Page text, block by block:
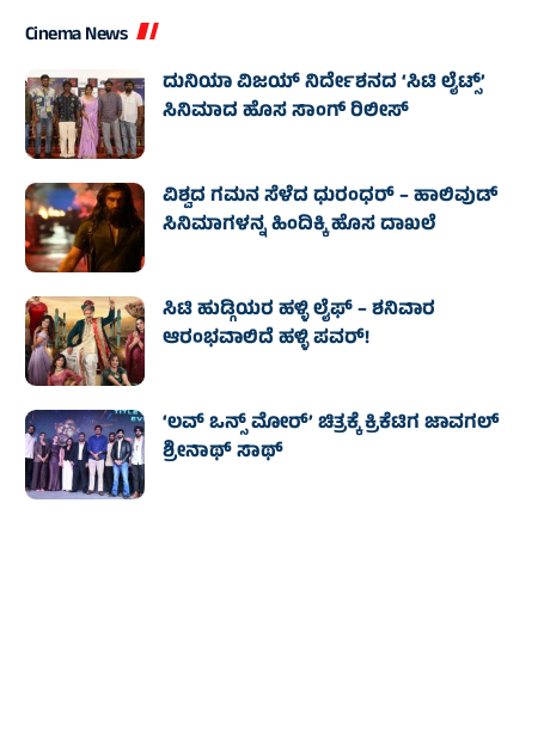
Cinema News
ದುನಿಯಾ ವಿಜಯ್ ನಿರ್ದೇಶನದ ‘ಸಿಟಿ ಲೈಟ್ಸ್’
ಸಿನಿಮಾದ ಹೊಸ ಸಾಂಗ್ ರಿಲೀಸ್
ವಿಶ್ವದ ಗಮನ ಸೆಳೆದ ಧುರಂಧರ್ – ಹಾಲಿವುಡ್‌
ಸಿನಿಮಾಗಳನ್ನ ಹಿಂದಿಕ್ಕಿ ಹೊಸ ದಾಖಲೆ
ಸಿಟಿ ಹುಡ್ಗಿಯರ ಹಳ್ಳಿ ಲೈಫ್‌ – ಶನಿವಾರ
ಆರಂಭವಾಲಿದೆ ಹಳ್ಳಿ ಪವರ್‌!
‘ಲವ್ ಒನ್ಸ್ ಮೋರ್’ ಚಿತ್ರಕ್ಕೆ ಕ್ರಿಕೆಟಿಗ ಜಾವಗಲ್
ಶ್ರೀನಾಥ್ ಸಾಥ್